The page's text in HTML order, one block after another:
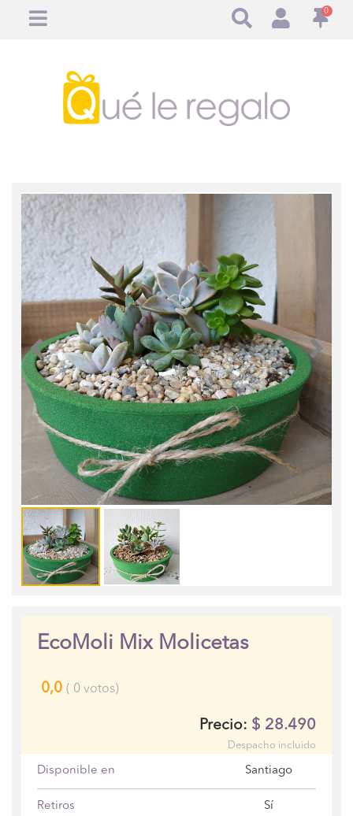
0
Anterior
EcoMoli Mix Molicetas
0,0 ( 0 votos)
Precio: $ 28.490
Despacho incluido
Disponible en Santiago
Retiros Sí